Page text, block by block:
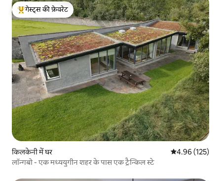
गेस्ट्स का टॉप फ़ेवरेट
गेस्ट्स की फ़ेवरेट
किलकेनी में घर औसत रेटिंग 5 में से
4.96 (125)
लॉन्गबो - एक मध्ययुगीन शहर के पास एक ट्रैन्किल स्टे